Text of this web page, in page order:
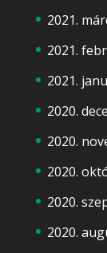
2021.
2021.
2021.
2020.
2020.
2020.
2020.
2020.